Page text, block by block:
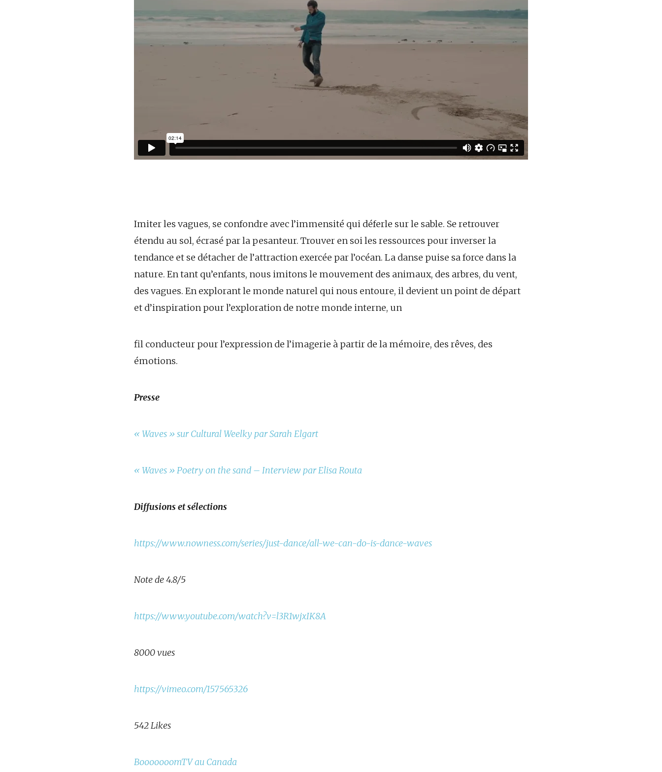
Imiter les vagues, se confondre avec l’immensité qui déferle sur le sable. Se retrouver
étendu au sol, écrasé par la pesanteur. Trouver en soi les ressources pour inverser la
tendance et se détacher de l’attraction exercée par l’océan. La danse puise sa force dans la
nature. En tant qu’enfants, nous imitons le mouvement des animaux, des arbres, du vent,
des vagues. En explorant le monde naturel qui nous entoure, il devient un point de départ
et d’inspiration pour l’exploration de notre monde interne, un
fil conducteur pour l’expression de l’imagerie à partir de la mémoire, des rêves, des
émotions.
Presse
« Waves » sur Cultural Weelky par Sarah Elgart
« Waves » Poetry on the sand – Interview par Elisa Routa
Diffusions et sélections
https://www.nowness.com/series/just-dance/all-we-can-do-is-dance-waves
Note de 4.8/5
https://www.youtube.com/watch?v=l3R1wjxIK8A
8000 vues
https://vimeo.com/157565326
542 Likes
BooooooomTV au Canada